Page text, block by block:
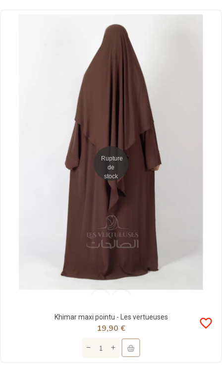
Rupture
de
stock
Khimar maxi pointu - Les vertueuses favorite_border
19,90 €